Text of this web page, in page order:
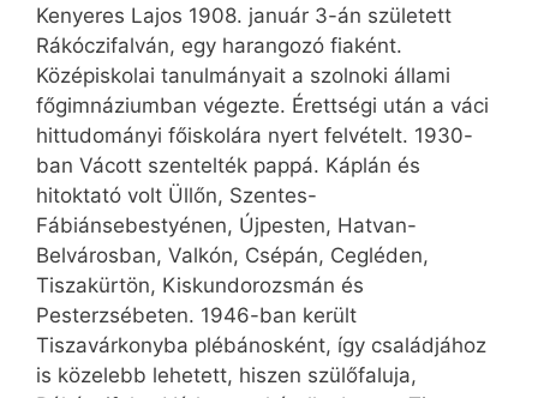
Kenyeres Lajos 1908. január 3-án született
Rákóczifalván, egy harangozó fiaként.
Középiskolai tanulmányait a szolnoki állami
főgimnáziumban végezte. Érettségi után a váci
hittudományi főiskolára nyert felvételt. 1930-
ban Vácott szentelték pappá. Káplán és
hitoktató volt Üllőn, Szentes-
Fábiánsebestyénen, Újpesten, Hatvan-
Belvárosban, Valkón, Csépán, Cegléden,
Tiszakürtön, Kiskundorozsmán és
Pesterzsébeten. 1946-ban került
Tiszavárkonyba plébánosként, így családjához
is közelebb lehetett, hiszen szülőfaluja,